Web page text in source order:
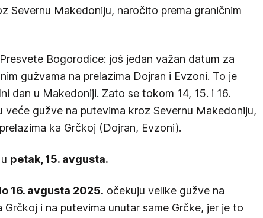
Severnu Makedoniju, naročito prema graničnim
Bogorodice: još jedan važan datum za
gužvama na prelazima Dojran i Evzoni. To je
dan u Makedoniji. Zato se tokom 14, 15. i 16.
veće gužve na putevima kroz Severnu Makedoniju,
ka Grčkoj (Dojran, Evzoni).
petak, 15. avgusta.
16. avgusta 2025. očekuju velike gužve na
Grčkoj i na putevima unutar same Grčke, jer je to